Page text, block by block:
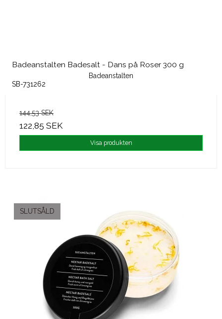
Badeanstalten Badesalt - Dans på Roser 300 g
Badeanstalten
SB-731262
144,53 SEK
122,85 SEK
Visa produkten
SLUTSÅLD